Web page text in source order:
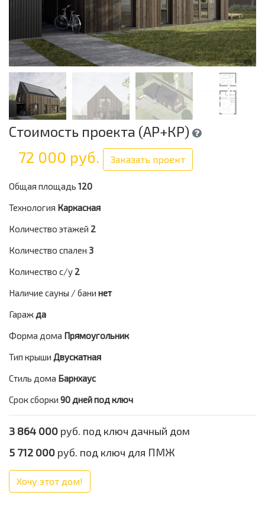
Стоимость проекта (АР+КР)
72 000 руб. Заказать проект
Общая площадь 120
Технология Каркасная
Количество этажей 2
Количество спален 3
Количество с/у 2
Наличие сауны / бани нет
Гаражда
Форма дома Прямоугольник
Тип крыши Двускатная
Стиль дома Барнхаус
Срок сборки 90 дней под ключ
3 864 000 руб. под ключ дачный дом
5 712 000 руб. под ключ для ПМЖ
Хочу этот дом!